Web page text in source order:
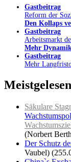
Gastbeitrag
Reform der
Den Kollaps
Gastbeitrag
Arbeitsmarkt
Mehr
Gastbeitrag
Mehr
Meistgelesen
Säkulare
(Norbert
Der Schutz
Vaubel)